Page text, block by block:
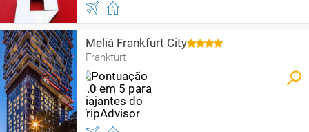
Meliá Frankfurt City
Frankfurt